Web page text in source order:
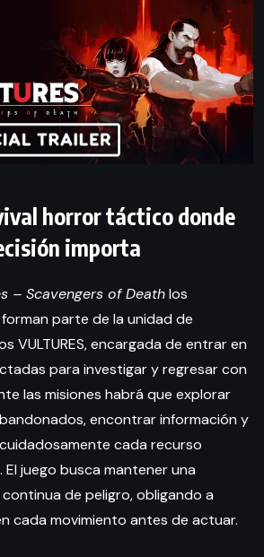
horror táctico donde
importa
– Scavengers of Deathlos
parte de la unidad de
VULTURES, encargada de entrar en
para investigar y regresar con
las misiones habrá que explorar
encontrar información y
cada recurso
El juego busca mantener una
de peligro, obligando a
cada movimiento antes de actuar.